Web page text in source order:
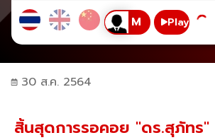
Play
30 ส.ค. 2564
สิ้นสุดการรอคอย "ดร.สุภัทร